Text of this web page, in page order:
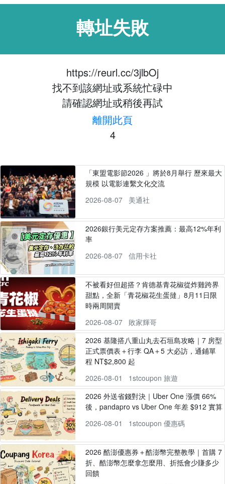
轉址失敗
https://reurl.cc/3jlbOj
找不到該網址或系統忙碌中
請確認網址或稍後再試
離開此頁
4
「東盟電影節2026 」將於8月舉行 歷來最大
規模 以電影連繫文化交流
2026-08-07
美通社
2026銀行美元定存方案推薦：最高12%年利
率
2026-08-07
信用卡社
不被看好但超搭？肯德基青花椒從炸雞跨界
甜點，全新「青花椒花生蛋撻」8月11日限
時兩周開賣
2026-08-07
敗家輝哥
2026 基隆搭八重山丸去石垣島攻略｜7 房型
正式票價表＋行李 QA＋5 大必訪，通鋪單
程 NT$2,800 起
2026-08-01
1stcoupon 旅遊
2026 外送省錢對決｜Uber One 漲價 66%
後，pandapro vs Uber One 年差 $912 實算
2026-08-01
1stcoupon 優惠碼
2026 酷澎優惠券＋酷澎幣完整教學｜首購 7
折、酷澎幣怎麼拿怎麼用、折抵會少賺多少
回饋